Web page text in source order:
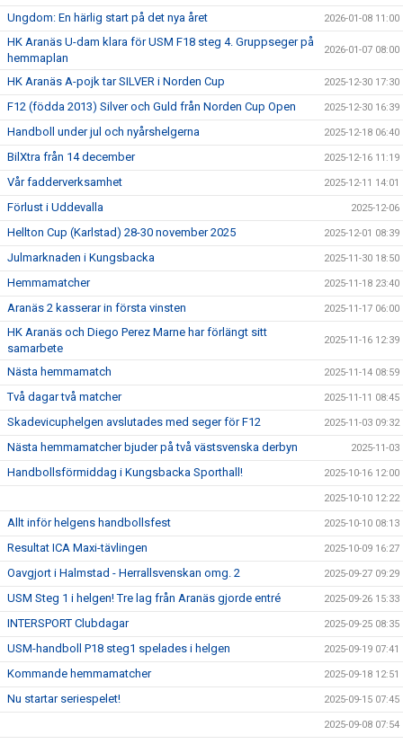
Ungdom: En härlig start på det nya året 2026-01-08 11:00
HK Aranäs U-dam klara för USM F18 steg 4. Gruppseger på
hemmaplan
2026-01-07 08:00
HK Aranäs A-pojk tar SILVER i Norden Cup 2025-12-30 17:30
F12 (födda 2013) Silver och Guld från Norden Cup Open 2025-12-30 16:39
Handboll under jul och nyårshelgerna 2025-12-18 06:40
BilXtra från 14 december 2025-12-16 11:19
Vår fadderverksamhet 2025-12-11 14:01
Förlust i Uddevalla 2025-12-06
Hellton Cup (Karlstad) 28-30 november 2025 2025-12-01 08:39
Julmarknaden i Kungsbacka 2025-11-30 18:50
Hemmamatcher 2025-11-18 23:40
Aranäs 2 kasserar in första vinsten 2025-11-17 06:00
HK Aranäs och Diego Perez Marne har förlängt sitt
samarbete
2025-11-16 12:39
Nästa hemmamatch 2025-11-14 08:59
Två dagar två matcher 2025-11-11 08:45
Skadevicuphelgen avslutades med seger för F12 2025-11-03 09:32
Nästa hemmamatcher bjuder på två västsvenska derbyn 2025-11-03
Handbollsförmiddag i Kungsbacka Sporthall! 2025-10-16 12:00
2025-10-10 12:22
Allt inför helgens handbollsfest 2025-10-10 08:13
Resultat ICA Maxi-tävlingen 2025-10-09 16:27
Oavgjort i Halmstad - Herrallsvenskan omg. 2 2025-09-27 09:29
USM Steg 1 i helgen! Tre lag från Aranäs gjorde entré 2025-09-26 15:33
INTERSPORT Clubdagar 2025-09-25 08:35
USM-handboll P18 steg1 spelades i helgen 2025-09-19 07:41
Kommande hemmamatcher 2025-09-18 12:51
Nu startar seriespelet! 2025-09-15 07:45
2025-09-08 07:54